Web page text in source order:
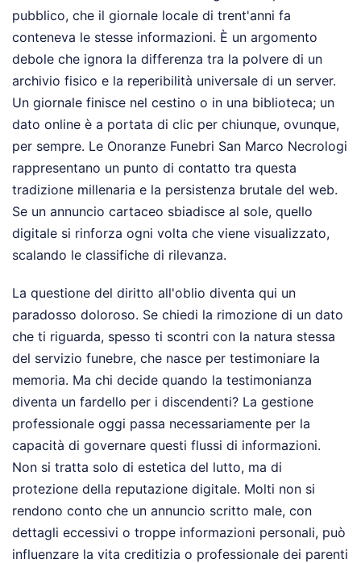
pubblico, che il giornale locale di trent'anni fa
conteneva le stesse informazioni. È un argomento
debole che ignora la differenza tra la polvere di un
archivio fisico e la reperibilità universale di un server.
Un giornale finisce nel cestino o in una biblioteca; un
dato online è a portata di clic per chiunque, ovunque,
per sempre. Le Onoranze Funebri San Marco Necrologi
rappresentano un punto di contatto tra questa
tradizione millenaria e la persistenza brutale del web.
Se un annuncio cartaceo sbiadisce al sole, quello
digitale si rinforza ogni volta che viene visualizzato,
scalando le classifiche di rilevanza.
La questione del diritto all'oblio diventa qui un
paradosso doloroso. Se chiedi la rimozione di un dato
che ti riguarda, spesso ti scontri con la natura stessa
del servizio funebre, che nasce per testimoniare la
memoria. Ma chi decide quando la testimonianza
diventa un fardello per i discendenti? La gestione
professionale oggi passa necessariamente per la
capacità di governare questi flussi di informazioni.
Non si tratta solo di estetica del lutto, ma di
protezione della reputazione digitale. Molti non si
rendono conto che un annuncio scritto male, con
dettagli eccessivi o troppe informazioni personali, può
influenzare la vita creditizia o professionale dei parenti